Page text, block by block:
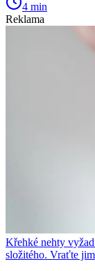
4 min
Reklama
Křehké nehty
složitého. Vraťte